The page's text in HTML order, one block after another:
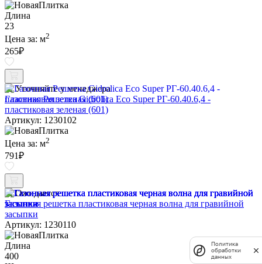
Длина
23
Цена за: м2
265₽
Уточняйте у менеджера
Газонная Решетка Gidrolica Eco Super РГ-60.40.6,4 -
пластиковая зеленая (601)
Артикул: 1230102
Цена за: м2
791₽
Ожидается
Газонная решетка пластиковая черная волна для гравийной
засыпки
Артикул: 1230110
Длина
400
Политика
обработки
данных